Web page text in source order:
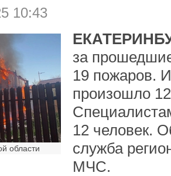
10:43
области
за
19 пожаров.
произошло
12 человек.
служба
МЧС.